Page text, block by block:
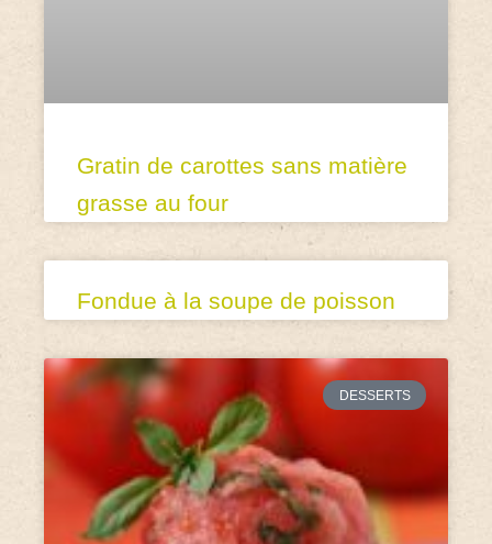
Gratin de carottes sans matière
grasse au four
Fondue à la soupe de poisson
DESSERTS